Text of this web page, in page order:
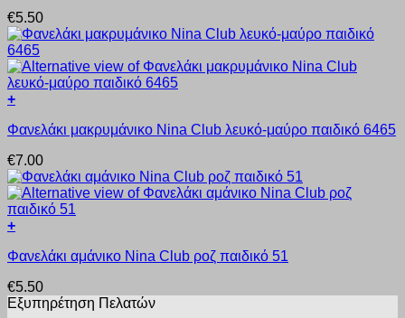
στη
σελίδα
του
προϊόντος
έχει
πολλαπλές
παραλλαγές.
Οι
επιλογές
μπορούν
επιλεγούν
σελίδα
του
προϊόντος
€5.50
+
το
έχει
πολλαπλές
παραλλαγές.
Οι
επιλογές
να
στη
σελίδα
Φανελάκι μακρυμάνικο Nina Club λευκό-μαύρο παιδικό 6465
€7.00
+
το
έχει
πολλαπλές
Φανελάκι αμάνικο Nina Club ροζ παιδικό 51
€5.50
Εξυπηρέτηση Πελατών